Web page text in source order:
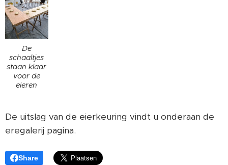
De
schaaltjes
staan klaar
voor de
eieren
De uitslag van de eierkeuring vindt u onderaan de
eregalerij pagina.
Share